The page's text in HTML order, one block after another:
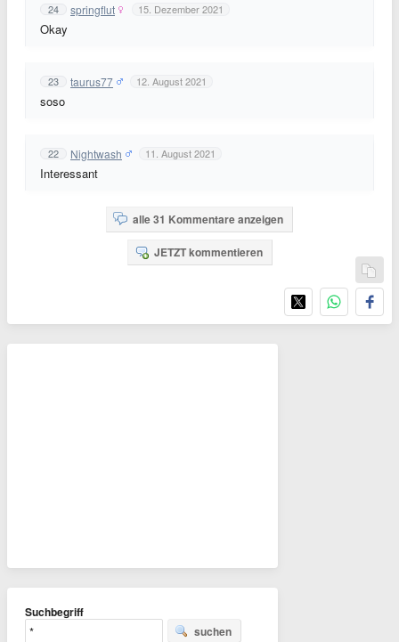
24 springflut 15. Dezember 2021
Okay
23 taurus77 12. August 2021
soso
22 Nightwash 11. August 2021
Interessant
alle 31 Kommentare anzeigen
JETZT kommentieren
Suchbegriff
suchen